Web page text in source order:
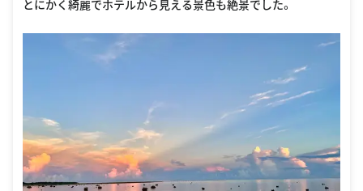
とにかく綺麗でホテルから見える景色も絶景でした。